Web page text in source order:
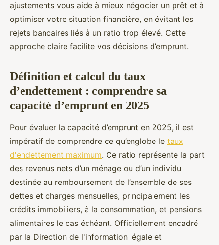
Maëlys•17 juillet 2025•4 min de lecture
ajustements vous aide à mieux négocier un prêt et à
optimiser votre situation financière, en évitant les
rejets bancaires liés à un ratio trop élevé. Cette
approche claire facilite vos décisions d’emprunt.
Définition et calcul du taux
d’endettement : comprendre sa
capacité d’emprunt en 2025
Pour évaluer la capacité d’emprunt en 2025, il est
impératif de comprendre ce qu’englobe le taux
d'endettement maximum. Ce ratio représente la part
des revenus nets d’un ménage ou d’un individu
destinée au remboursement de l’ensemble de ses
dettes et charges mensuelles, principalement les
crédits immobiliers, à la consommation, et pensions
alimentaires le cas échéant. Officiellement encadré
par la Direction de l'information légale et